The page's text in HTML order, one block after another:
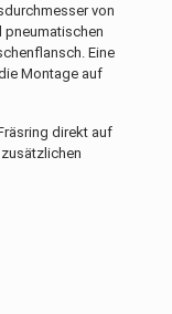
von
pneumatischen
Eine
Montage auf
direkt auf